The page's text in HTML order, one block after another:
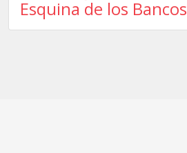
Esquina de los Bancos